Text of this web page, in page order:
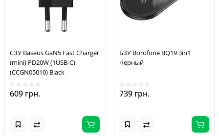
СЗУ Baseus GaN5 Fast Charger
(mini) PD20W (1USB-C)
(CCGN05010) Black
609 грн.
БЗУ Borofone BQ19 3in1
Черный
739 грн.